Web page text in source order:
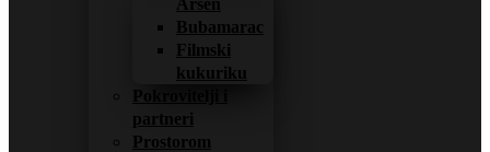
Arsen
Bubamarac
Filmski
kukuriku
Pokrovitelji i
partneri
Prostorom